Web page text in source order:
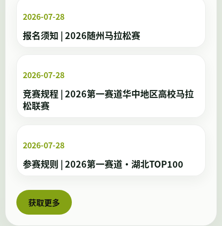
2026-07-28
报名须知 | 2026随州马拉松赛
2026-07-28
竞赛规程 | 2026第一赛道华中地区高校马拉
松联赛
2026-07-28
参赛规则 | 2026第一赛道·湖北TOP100
获取更多